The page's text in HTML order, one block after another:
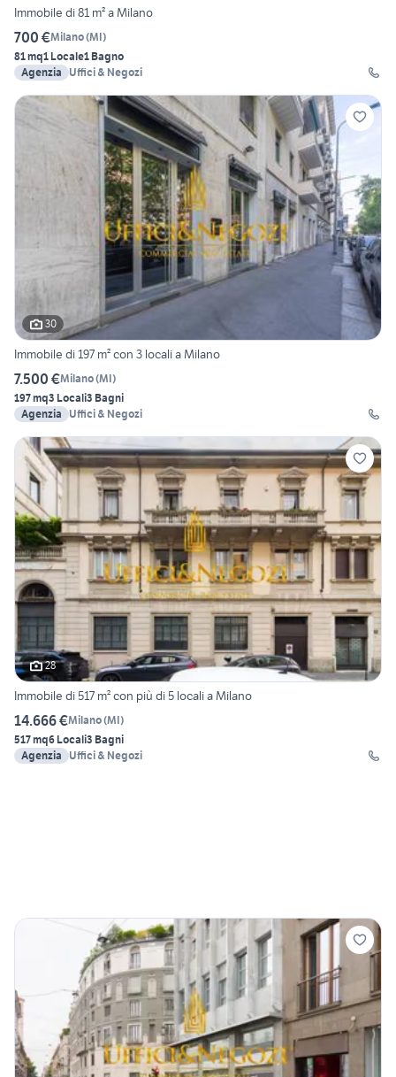
Immobile di 81 m² a Milano
700 €Milano(MI)
81 mq1 Locale1 Bagno
Agenzia
Uffici & Negozi
30
Immobile di 197 m² con 3 locali a Milano
7.500 €Milano(MI)
197 mq3 Locali3 Bagni
Agenzia
Uffici & Negozi
28
Immobile di 517 m² con più di 5 locali a Milano
14.666 €Milano(MI)
517 mq6 Locali3 Bagni
Agenzia
Uffici & Negozi